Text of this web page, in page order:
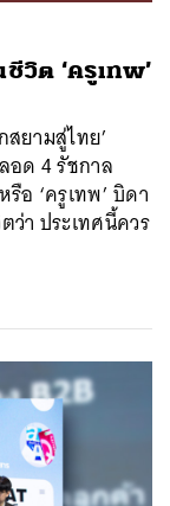
วิต ‘ครูเทพ’
ยามสู่ไทย’
ด 4 รัชกาล
อ ‘ครูเทพ’ บิดา
า ประเทศนี้ควร